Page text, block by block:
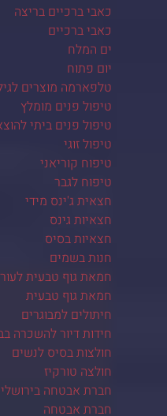
כאבי ברכיים בריצה
כאבי ברכיים
ים המלח
יום פתוח
טלפארמה מוצרים
טיפול פנים מומלץ
טיפול פנים ביתי
טיפול זוגי
טיפוח קוריאני
טיפוח לגבר
חצאית ג'ינס מידי
חצאיות גינס
חצאיות בסיס
חנות בשמים
חמאת גוף טבעית
חמאת גוף טבעית
חיתולים למבוגרים
חידות דיור להשכרה
חולצות בסיס לנשים
חולצה טורקיז
חברת אבטחה
חברת אבטחה